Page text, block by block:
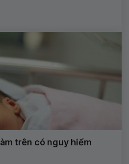
trên có nguy hiểm